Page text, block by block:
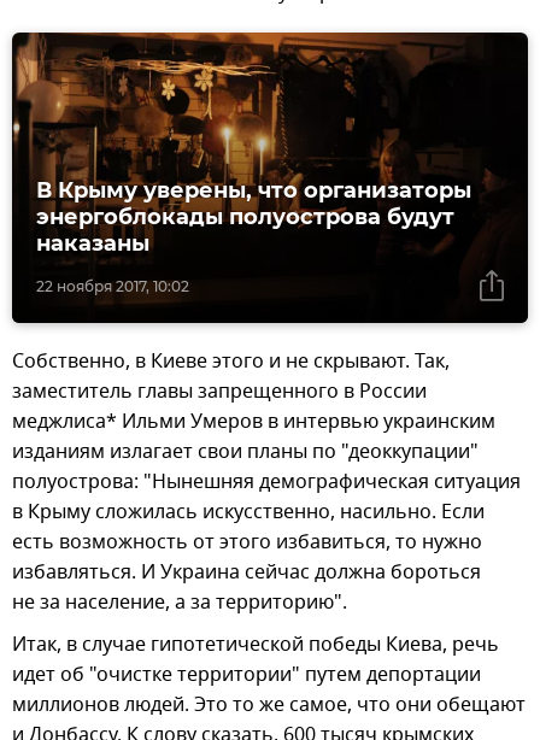
22 ноября 2017, 10:02
В Крыму уверены, что организаторы
энергоблокады полуострова будут
наказаны
Собственно, в Киеве этого и не скрывают. Так,
заместитель главы запрещенного в России
меджлиса* Ильми Умеров в интервью украинским
изданиям излагает свои планы по "деоккупации"
полуострова: "Нынешняя демографическая ситуация
в Крыму сложилась искусственно, насильно. Если
есть возможность от этого избавиться, то нужно
избавляться. И Украина сейчас должна бороться
не за население, а за территорию".
Итак, в случае гипотетической победы Киева, речь
идет об "очистке территории" путем депортации
миллионов людей. Это то же самое, что они обещают